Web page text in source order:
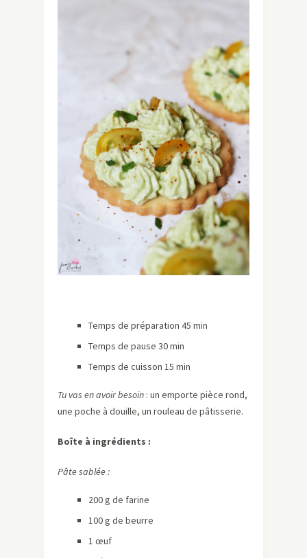
Temps de préparation 45 min
Temps de pause 30 min
Temps de cuisson 15 min
Tu vas en avoir besoin : un emporte pièce rond,
une poche à douille, un rouleau de pâtisserie.
Boîte à ingrédients :
Pâte sablée :
200 g de farine
100 g de beurre
1 œuf